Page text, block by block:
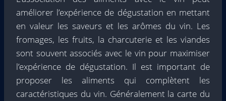
améliorer l’expérience de dégustation en mettant
en valeur les saveurs et les arômes du vin. Les
fromages, les fruits, la charcuterie et les viandes
sont souvent associés avec le vin pour maximiser
l’expérience de dégustation. Il est important de
proposer les aliments qui complètent les
caractéristiques du vin. Généralement la carte du